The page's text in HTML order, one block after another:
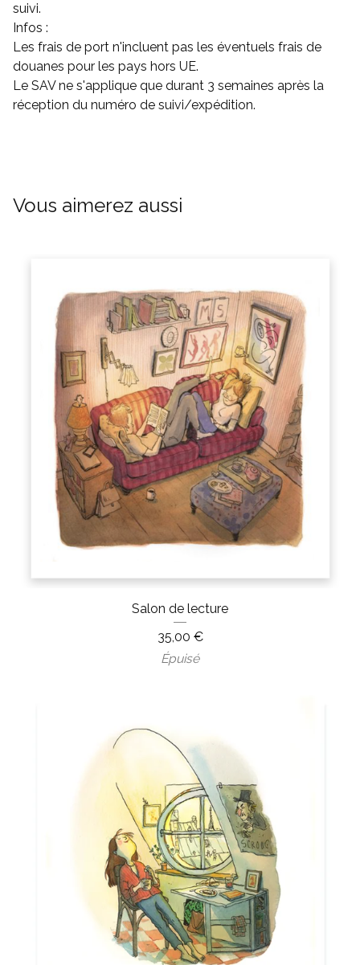
suivi.
Infos :
Les frais de port n'incluent pas les éventuels frais de
douanes pour les pays hors UE.
Le SAV ne s'applique que durant 3 semaines après la
réception du numéro de suivi/expédition.
Vous aimerez aussi
Salon de lecture
35,00 €
Épuisé